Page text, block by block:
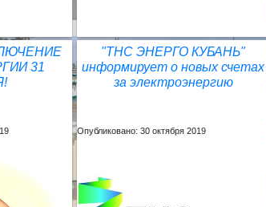
31
"ТНС ЭНЕРГО КУБАНЬ"
информирует о новых счетах
за электроэнергию
Опубликовано: 30 октября 2019